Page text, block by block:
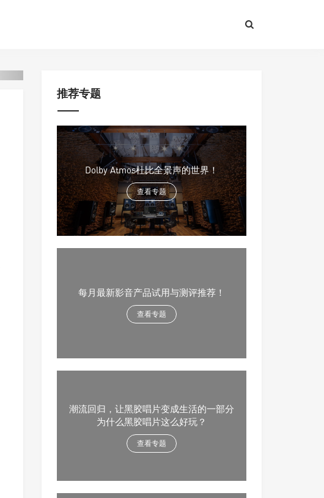
推荐专题
Dolby Atmos杜比全景声的世界！
查看专题
每月最新影音产品试用与测评推荐！
查看专题
潮流回归，让黑胶唱片变成生活的一部分
为什么黑胶唱片这么好玩？
查看专题